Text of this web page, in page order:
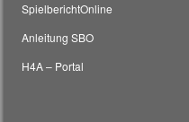
SpielberichtOnline
Anleitung SBO
H4A – Portal